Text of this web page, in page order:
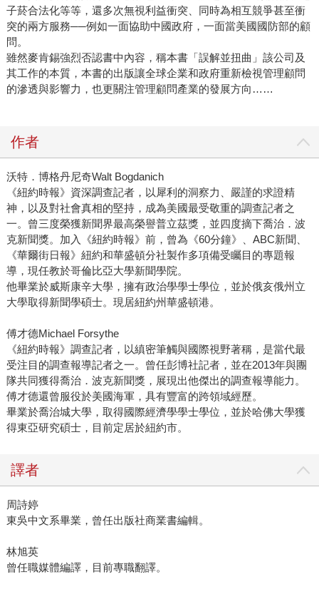
子菸合法化等等，還多次無視利益衝突、同時為相互競爭甚至衝
突的兩方服務──例如一面協助中國政府，一面當美國國防部的顧
問。
雖然麥肯錫強烈否認書中內容，稱本書「誤解並扭曲」該公司及
其工作的本質，本書的出版讓全球企業和政府重新檢視管理顧問
的滲透與影響力，也更關注管理顧問產業的發展方向……
作者
沃特．博格丹尼奇Walt Bogdanich
《紐約時報》資深調查記者，以犀利的洞察力、嚴謹的求證精
神，以及對社會真相的堅持，成為美國最受敬重的調查記者之
一。曾三度榮獲新聞界最高榮譽普立茲獎，並四度摘下喬治．波
克新聞獎。加入《紐約時報》前，曾為《60分鐘》、ABC新聞、
《華爾街日報》紐約和華盛頓分社製作多項備受矚目的專題報
導，現任教於哥倫比亞大學新聞學院。
他畢業於威斯康辛大學，擁有政治學學士學位，並於俄亥俄州立
大學取得新聞學碩士。現居紐約州華盛頓港。
傅才德Michael Forsythe
《紐約時報》調查記者，以縝密筆觸與國際視野著稱，是當代最
受注目的調查報導記者之一。曾任彭博社記者，並在2013年與團
隊共同獲得喬治．波克新聞獎，展現出他傑出的調查報導能力。
傅才德還曾服役於美國海軍，具有豐富的跨領域經歷。
畢業於喬治城大學，取得國際經濟學學士學位，並於哈佛大學獲
得東亞研究碩士，目前定居於紐約市。
譯者
周詩婷
東吳中文系畢業，曾任出版社商業書編輯。
林旭英
曾任職媒體編譯，目前專職翻譯。